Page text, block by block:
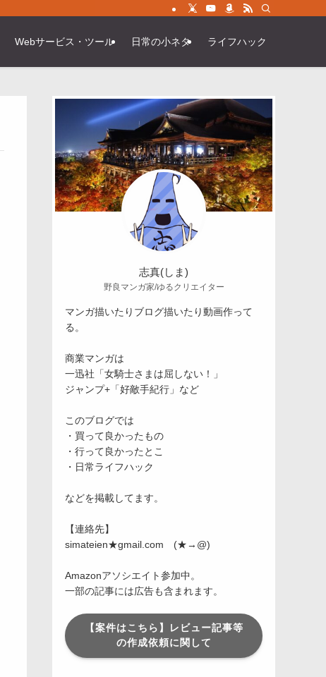
Webサービス・ツール 日常の小ネタ ライフハック
志真(しま)
野良マンガ家/ゆるクリエイター
マンガ描いたりブログ描いたり動画作って
る。
商業マンガは
一迅社「女騎士さまは屈しない！」
ジャンプ+「好敵手紀行」など
このブログでは
・買って良かったもの
・行って良かったとこ
・日常ライフハック
などを掲載してます。
【連絡先】
simateien★gmail.com (★→@)
Amazonアソシエイト参加中。
一部の記事には広告も含まれます。
【案件はこちら】レビュー記事等
の作成依頼に関して